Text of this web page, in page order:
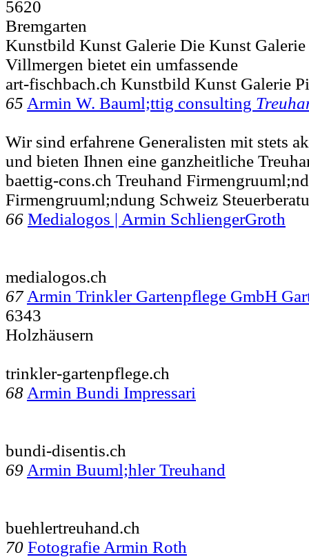
5620
Bremgarten
Kunstbild Kunst Galerie Die Kunst
Villmergen bietet ein umfassende
art-fischbach.ch Kunstbild Kunst Galerie
65 Armin W. Bauml;ttig consulting
Wir sind erfahrene Generalisten mit stets
und bieten Ihnen eine ganzheitliche
baettig-cons.ch Treuhand
Firmengruuml;ndung Schweiz
66 Medialogos | Armin SchliengerGroth
medialogos.ch
67 Armin Trinkler Gartenpflege GmbH
6343
Holzhäusern
trinkler-gartenpflege.ch
68 Armin Bundi Impressari
bundi-disentis.ch
69 Armin Buuml;hler Treuhand
buehlertreuhand.ch
70 Fotografie Armin Roth